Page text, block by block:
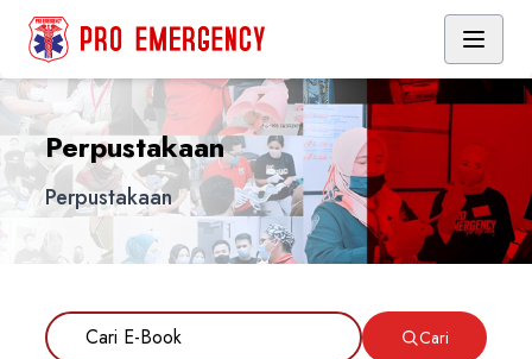
Perpustakaan
Perpustakaan
Cari